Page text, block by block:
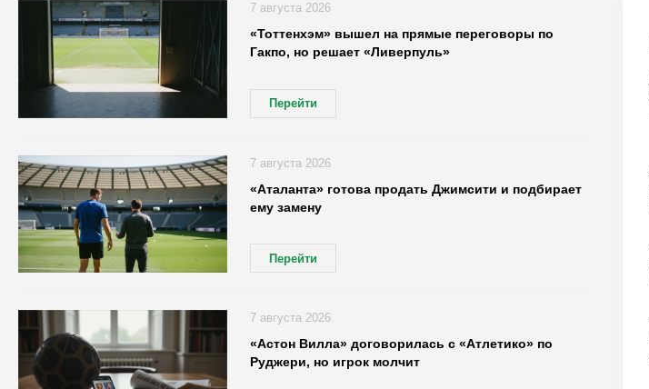
«Тоттенхэм» вышел на прямые переговоры по
Гакпо, но решает «Ливерпуль»
Перейти
7 августа 2026
«Аталанта» готова продать Джимсити и подбирает
ему замену
Перейти
7 августа 2026
«Астон Вилла» договорилась с «Атлетико» по
Руджери, но игрок молчит
7 августа 2026